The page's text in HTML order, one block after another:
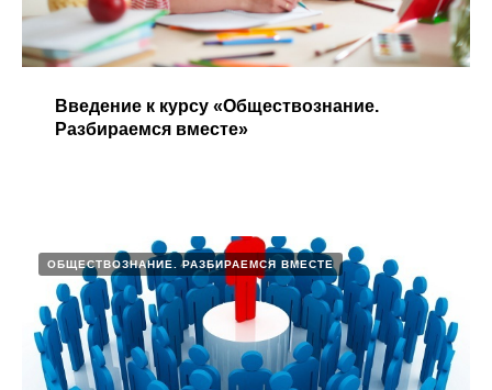
Введение к курсу «Обществознание.
Разбираемся вместе»​
ОБЩЕСТВОЗНАНИЕ. РАЗБИРАЕМСЯ ВМЕСТЕ